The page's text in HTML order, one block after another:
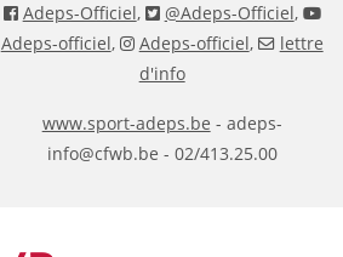
Adeps-Officiel, @Adeps-Officiel,
Adeps-officiel, Adeps-officiel,
lettre
d'info
www.sport-adeps.be - adeps-
info@cfwb.be - 02/413.25.00